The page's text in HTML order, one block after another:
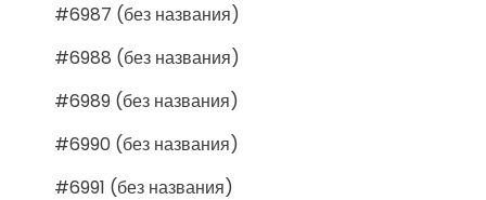
#6987 (без названия)
#6988 (без названия)
#6989 (без названия)
#6990 (без названия)
#6991 (без названия)